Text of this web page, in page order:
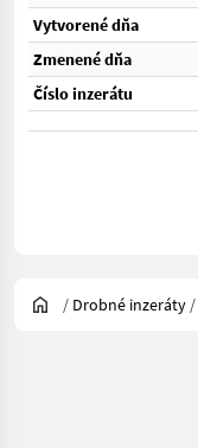
Vytvorené dňa
Zmenené dňa
Číslo inzerátu
/ Drobné inzeráty /